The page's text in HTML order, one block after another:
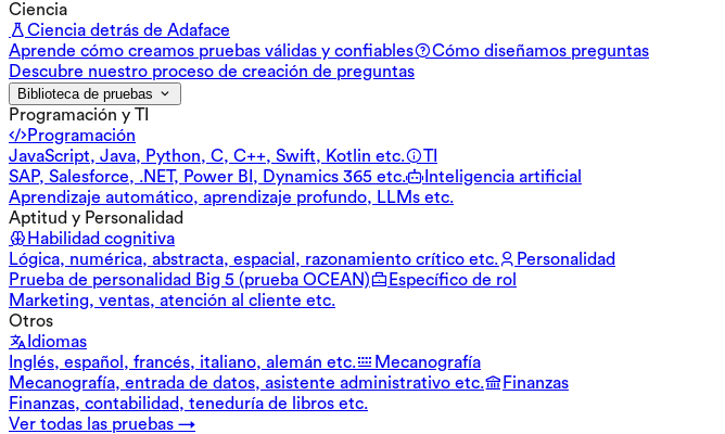
Ciencia
Ciencia detrás de Adaface
Aprende cómo creamos pruebas válidas y confiables
Cómo diseñamos preguntas
Descubre nuestro proceso de creación de preguntas
Biblioteca de pruebas
Programación y TI
Programación
JavaScript, Java, Python, C, C++, Swift, Kotlin etc.
TI
SAP, Salesforce, .NET, Power BI, Dynamics 365 etc.
Inteligencia artificial
Aprendizaje automático, aprendizaje profundo, LLMs etc.
Aptitud y Personalidad
Habilidad cognitiva
Lógica, numérica, abstracta, espacial, razonamiento crítico etc.
Personalidad
Prueba de personalidad Big 5 (prueba OCEAN)
Específico de rol
Marketing, ventas, atención al cliente etc.
Otros
Idiomas
Inglés, español, francés, italiano, alemán etc.
Mecanografía
Mecanografía, entrada de datos, asistente administrativo etc.
Finanzas
Finanzas, contabilidad, teneduría de libros etc.
Ver todas las pruebas →